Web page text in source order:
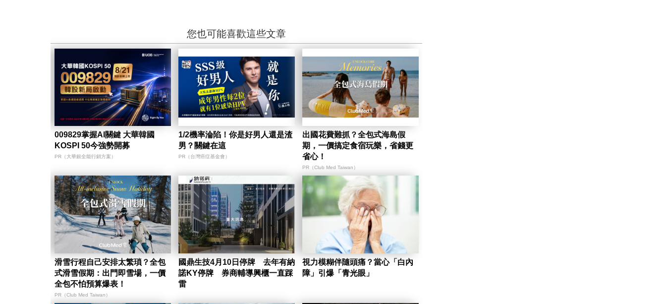
您也可能喜歡這些文章
009829掌握AI關鍵 大華韓國
KOSPI 50今強勢開募
PR（大華銀全能行銷方案）
1/2機率淪陷！你是好男人還是渣
男？關鍵在這
PR（台灣癌症基金會）
出國花費難抓？全包式海島假
期，一價搞定食宿玩樂，省錢更
省心！
PR（Club Med Taiwan）
滑雪行程自己安排太繁瑣？全包
式滑雪假期：出門即雪場，一價
全包不怕預算爆表！
PR（Club Med Taiwan）
國鼎生技4月10日停牌 去年有納
諾KY停牌 券商輔導興櫃一直踩
雷
視力模糊伴隨頭痛？當心「白內
障」引爆「青光眼」